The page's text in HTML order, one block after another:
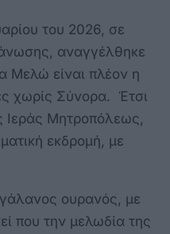
του 2026, σε
αναγγέλθηκε
Μελώ είναι πλέον η
χωρίς Σύνορα. Έτσι
Ιεράς Μητροπόλεως,
εκδρομή, με
ουρανός, με
που την μελωδία της